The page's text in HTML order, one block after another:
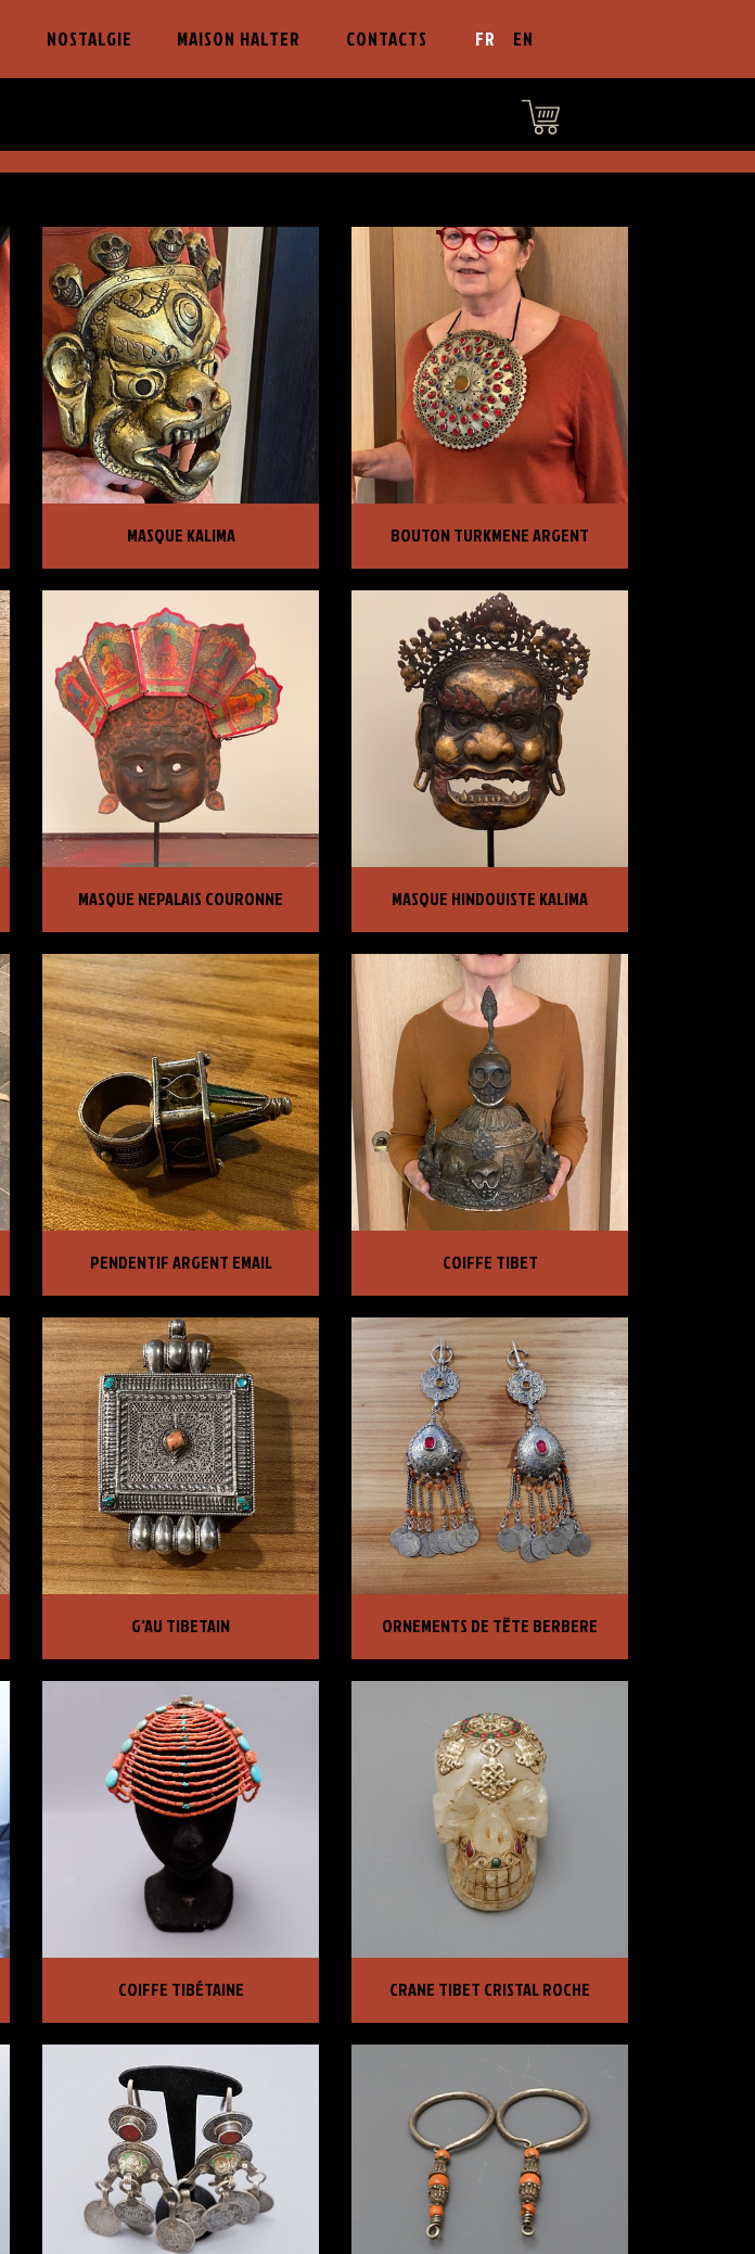
NOSTALGIE MAISON HALTER CONTACTS FR EN
MASQUE KALIMA
PRIX :3 750,00 €
MASQUE KALIMA BOUTON TURKMENE ARGENT
PRIX :950,00 €
BOUTON TURKMENE ARGENT
MASQUE NEPALAIS COURONNE
PRIX :2 400,00 €
MASQUE NEPALAIS COURONNE MASQUE HINDOUISTE KALIMA
PRIX :2 500,00 €
MASQUE HINDOUISTE KALIMA
PENDENTIF ARGENT EMAIL
PRIX :315,00 €
PENDENTIF ARGENT EMAIL COIFFE TIBET
PRIX :2 400,00 €
COIFFE TIBET
G'AU TIBETAIN
PRIX :1 250,00 €
G'AU TIBETAIN ORNEMENTS DE TËTE BERBERE
PRIX :5 250,00 €
ORNEMENTS DE TËTE BERBERE
COIFFE TIBÉTAINE
PRIX :2 500,00 €
COIFFE TIBÉTAINE CRANE TIBET CRISTAL ROCHE
PRIX :1 950,00 €
CRANE TIBET CRISTAL ROCHE